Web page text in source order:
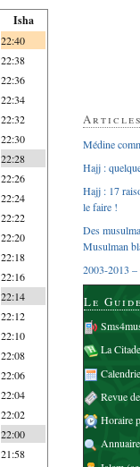
Isha
22:40
22:38
22:36
22:34
22:32
22:30
22:28
22:26
22:24
22:22
22:20
22:18
22:16
22:14
22:12
22:10
22:08
22:06
22:04
22:02
22:00
21:58
Médine
Hajj :
Hajj : 17
le faire !
Des
Musulman
2003-2013 –
Le
La
Revue
Horaire